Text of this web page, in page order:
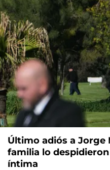
Último adiós a Jorge
familia lo
íntima